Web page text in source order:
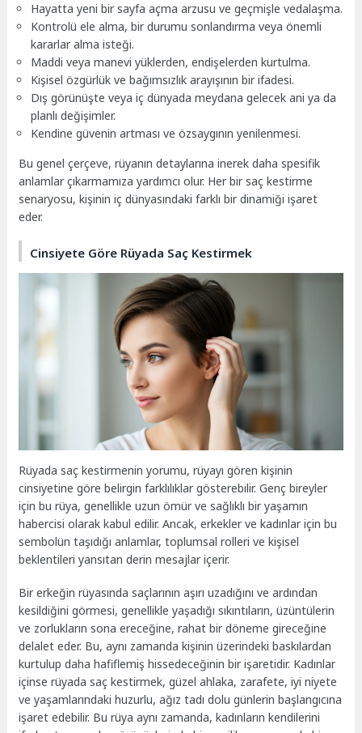
Hayatta yeni bir sayfa açma arzusu ve geçmişle vedalaşma.
Kontrolü ele alma, bir durumu sonlandırma veya önemli
kararlar alma isteği.
Maddi veya manevi yüklerden, endişelerden kurtulma.
Kişisel özgürlük ve bağımsızlık arayışının bir ifadesi.
Dış görünüşte veya iç dünyada meydana gelecek ani ya da
planlı değişimler.
Kendine güvenin artması ve özsaygının yenilenmesi.
Bu genel çerçeve, rüyanın detaylarına inerek daha spesifik
anlamlar çıkarmamıza yardımcı olur. Her bir saç kestirme
senaryosu, kişinin iç dünyasındaki farklı bir dinamiği işaret
eder.
Cinsiyete Göre Rüyada Saç Kestirmek
Rüyada saç kestirmenin yorumu, rüyayı gören kişinin
cinsiyetine göre belirgin farklılıklar gösterebilir. Genç bireyler
için bu rüya, genellikle uzun ömür ve sağlıklı bir yaşamın
habercisi olarak kabul edilir. Ancak, erkekler ve kadınlar için bu
sembolün taşıdığı anlamlar, toplumsal rolleri ve kişisel
beklentileri yansıtan derin mesajlar içerir.
Bir erkeğin rüyasında saçlarının aşırı uzadığını ve ardından
kesildiğini görmesi, genellikle yaşadığı sıkıntıların, üzüntülerin
ve zorlukların sona ereceğine, rahat bir döneme gireceğine
delalet eder. Bu, aynı zamanda kişinin üzerindeki baskılardan
kurtulup daha hafiflemiş hissedeceğinin bir işaretidir. Kadınlar
içinse rüyada saç kestirmek, güzel ahlaka, zarafete, iyi niyete
ve yaşamlarındaki huzurlu, ağız tadı dolu günlerin başlangıcına
işaret edebilir. Bu rüya aynı zamanda, kadınların kendilerini